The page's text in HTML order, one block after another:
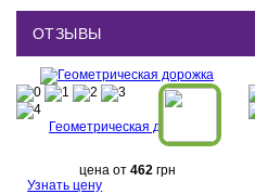
ОТЗЫВЫ
Геометрическая дорожка
цена от 462грн
Узнать цену